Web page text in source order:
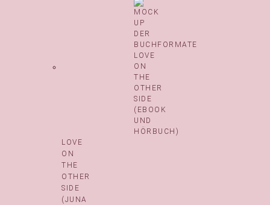
LOVE
ON
THE
OTHER
SIDE
(JUNA